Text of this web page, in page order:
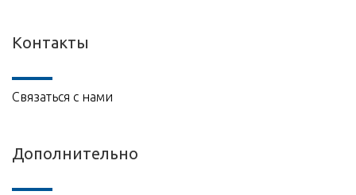
Контакты
Связаться с нами
Дополнительно